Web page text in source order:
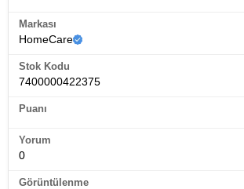
Markası
HomeCare
Stok Kodu
7400000422375
Puanı
Yorum
0
Görüntülenme